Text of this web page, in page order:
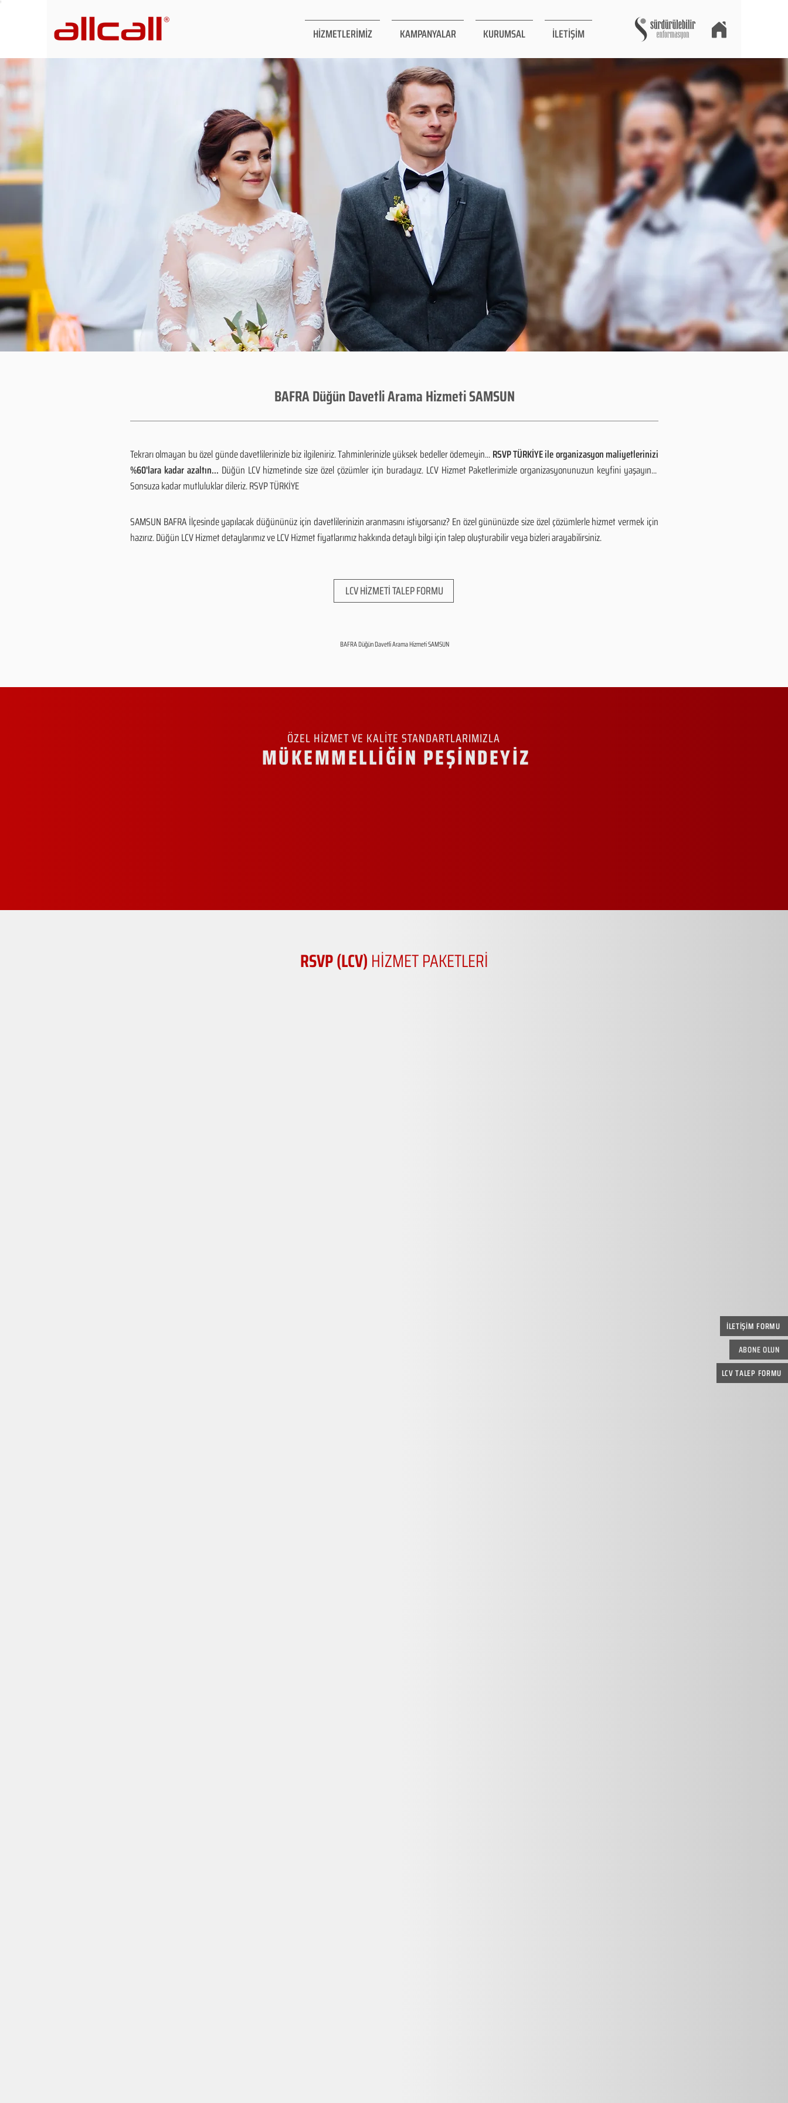
HİZMETLERİMİZ KAMPANYALAR KURUMSAL İLETİŞİM
İLETİŞİM FORMU
ABONE OLUN
LCV TALEP FORMU
BAFRA Düğün Davetli Arama Hizmeti SAMSUN
Tekrarı olmayan bu özel günde davetlilerinizle biz ilgileniriz. Tahminlerinizle yüksek bedeller ödemeyin...RSVP TÜRKİYE ile organizasyon maliyetlerinizi
%60'lara kadar azaltın... Düğün LCV hizmetinde size özel çözümler için buradayız. LCV Hizmet Paketlerimizle organizasyonunuzun keyfini yaşayın...
Sonsuza kadar mutluluklar dileriz. RSVP TÜRKİYE
SAMSUN BAFRA İlçesinde yapılacak düğününüz için davetlilerinizin aranmasını istiyorsanız? En özel gününüzde size özel çözümlerle hizmet vermek için
hazırız. Düğün LCV Hizmet detaylarımız ve LCV Hizmet fiyatlarımız hakkında detaylı bilgi için talep oluşturabilir veya bizleri arayabilirsiniz.
LCV HİZMETİ TALEP FORMU
BAFRA Düğün Davetli Arama Hizmeti SAMSUN
ÖZEL HİZMET VE KALİTE STANDARTLARIMIZLA
MÜKEMMELLİĞİN PEŞİNDEYİZ
RSVP (LCV)HİZMET PAKETLERİ